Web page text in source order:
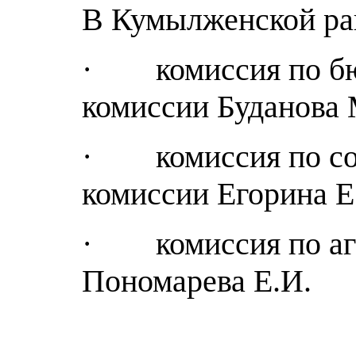
В Кумылженской
· комиссия по
комиссии
· комиссия по
комиссии Егорина
· комиссия по
Пономарева Е.И.